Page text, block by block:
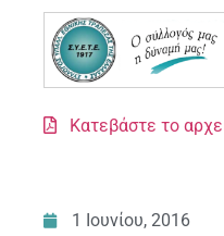
Κατεβάστε το
1 Ιουνίου, 2016